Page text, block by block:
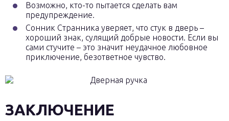
Возможно, кто-то пытается сделать вам
предупреждение.
Сонник Странника уверяет, что стук в дверь –
хороший знак, сулящий добрые новости. Если вы
сами стучите – это значит неудачное любовное
приключение, безответное чувство.
ЗАКЛЮЧЕНИЕ